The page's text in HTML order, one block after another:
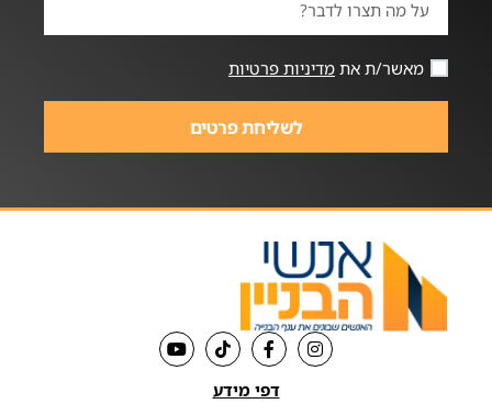
מאשר/ת את מדיניות פרטיות
לשליחת פרטים
דפי מידע